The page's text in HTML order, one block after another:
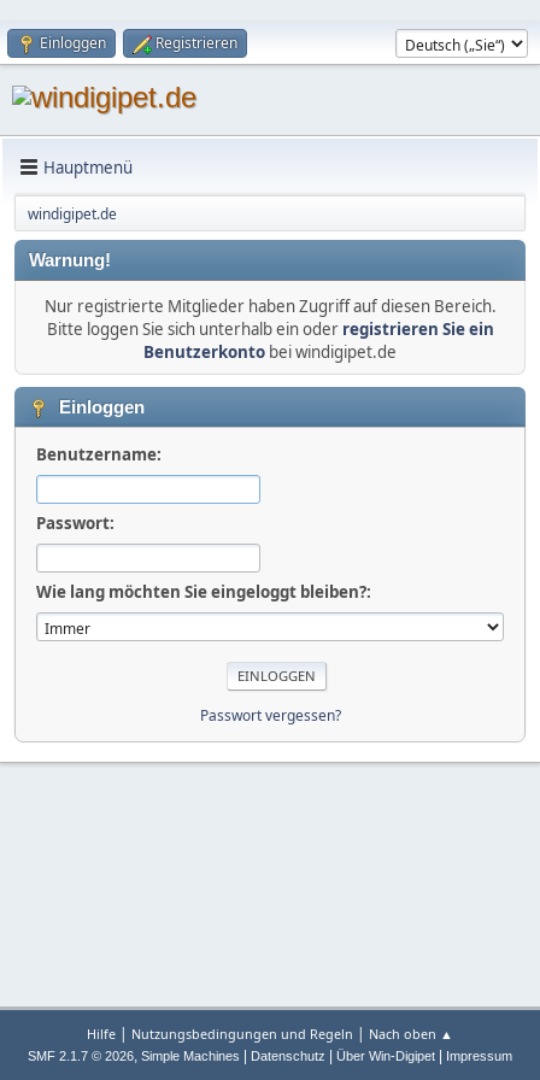
Einloggen Registrieren
Hauptmenü
windigipet.de
Warnung!
Nur registrierte Mitglieder haben Zugriff auf diesen Bereich.
Bitte loggen Sie sich unterhalb ein oder registrieren Sie ein
Benutzerkonto bei windigipet.de
Einloggen
Benutzername:
Passwort:
Wie lang möchten Sie eingeloggt bleiben?:
Passwort vergessen?
Hilfe | Nutzungsbedingungen und Regeln | Nach oben ▲
SMF 2.1.7 © 2026, Simple Machines Datenschutz Über Win-Digipet Impressum